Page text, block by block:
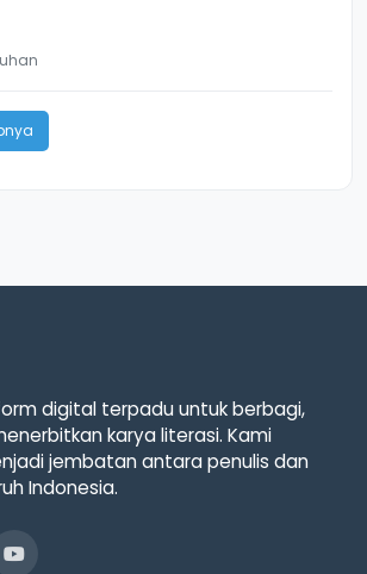
digital terpadu untuk berbagi,
karya literasi. Kami
jembatan antara penulis dan
Indonesia.